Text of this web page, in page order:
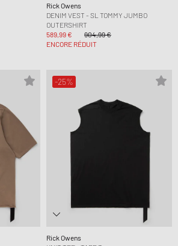
Rick Owens
DENIM VEST - SL TOMMY JUMBO
OUTERSHIRT
589,99 €
904,99 €
ENCORE RÉDUIT
-25%
Rick Owens